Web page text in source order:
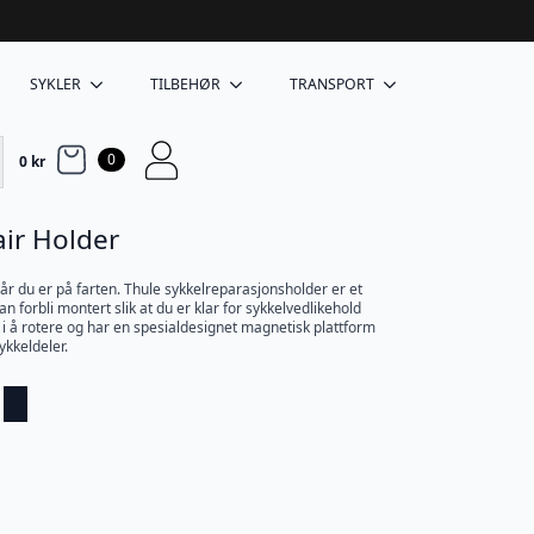
SYKLER TILBEHØR TRANSPORT
0 kr 0
Holder
du er på farten. Thule sykkelreparasjonsholder er et
forbli montert slik at du er klar for sykkelvedlikehold
å rotere og har en spesialdesignet magnetisk plattform